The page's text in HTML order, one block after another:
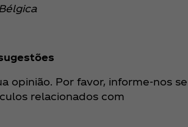
opinião. Por favor, informe-nos se
relacionados com